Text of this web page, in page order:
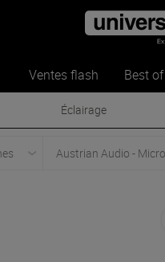
Ventes flash Best of
Éclairage
Austrian Audio -